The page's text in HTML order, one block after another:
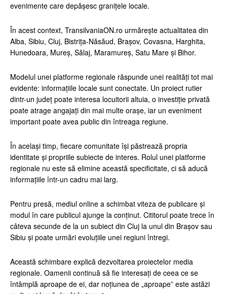
evenimente care depășesc granițele locale.
În acest context, TransilvaniaON.ro urmărește actualitatea din
Alba, Sibiu, Cluj, Bistrița-Năsăud, Brașov, Covasna, Harghita,
Hunedoara, Mureș, Sălaj, Maramureș, Satu Mare și Bihor.
Modelul unei platforme regionale răspunde unei realități tot mai
evidente: informațiile locale sunt conectate. Un proiect rutier
dintr-un județ poate interesa locuitorii altuia, o investiție privată
poate atrage angajați din mai multe orașe, iar un eveniment
important poate avea public din întreaga regiune.
În același timp, fiecare comunitate își păstrează propria
identitate și propriile subiecte de interes. Rolul unei platforme
regionale nu este să elimine această specificitate, ci să aducă
informațiile într-un cadru mai larg.
Pentru presă, mediul online a schimbat viteza de publicare și
modul în care publicul ajunge la conținut. Cititorul poate trece în
câteva secunde de la un subiect din Cluj la unul din Brașov sau
Sibiu și poate urmări evoluțiile unei regiuni întregi.
Această schimbare explică dezvoltarea proiectelor media
regionale. Oamenii continuă să fie interesați de ceea ce se
întâmplă aproape de ei, dar noțiunea de „aproape” este astăzi